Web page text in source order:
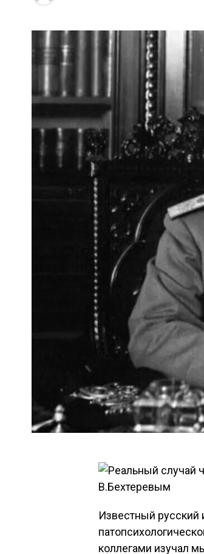
Известный русский
коллегами изучал